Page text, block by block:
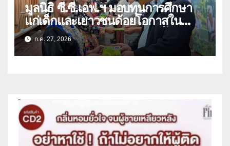
มูลนิธิ ซี.ซี.เอฟ.ฯ มอบทุนการศึกษา
แก่เด็กและเยาวชนด้อยโอกาสใน
จังหวัดเชียงราย-พะเยา สร้างโอกาส
ทางการศึกษา
ก.ค. 27, 2026